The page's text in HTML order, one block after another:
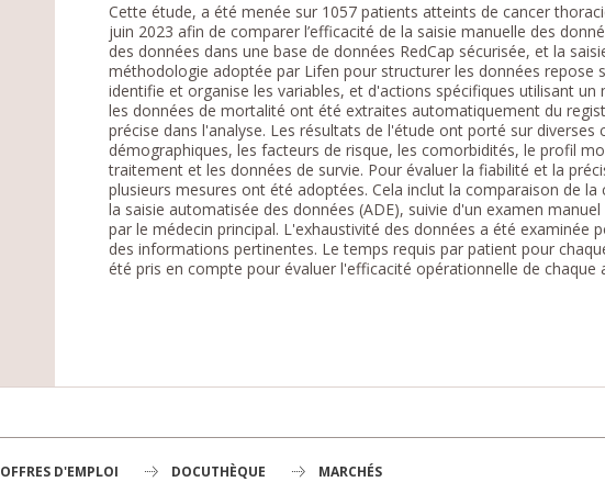
Cette étude, a été menée sur 1057 patients atteints de cancer
juin 2023 afin de comparer l’efficacité de la saisie manuelle des
des données dans une base de données RedCap sécurisée, et la
méthodologie adoptée par Lifen pour structurer les données repose
identifie et organise les variables, et d'actions spécifiques utilisant un
les données de mortalité ont été extraites automatiquement du
précise dans l'analyse. Les résultats de l'étude ont porté sur
démographiques, les facteurs de risque, les comorbidités, le profil
traitement et les données de survie. Pour évaluer la fiabilité et la
plusieurs mesures ont été adoptées. Cela inclut la comparaison de
la saisie automatisée des données (ADE), suivie d'un examen
par le médecin principal. L'exhaustivité des données a été examinée
des informations pertinentes. Le temps requis par patient pour
été pris en compte pour évaluer l'efficacité opérationnelle de chaque
OFFRES D'EMPLOI DOCUTHÈQUE MARCHÉS